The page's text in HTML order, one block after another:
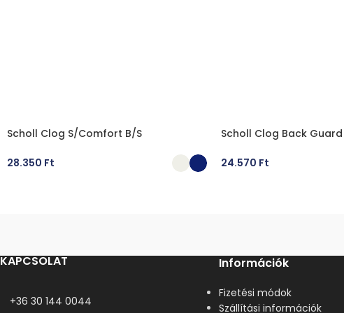
Scholl Clog S/Comfort B/S
28.350 Ft
Scholl Clog Back Guard
24.570 Ft
KAPCSOLAT
+36 30 144 0044
Információk
Fizetési módok
Szállítási információk